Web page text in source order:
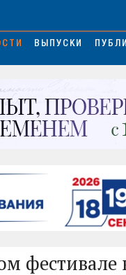
ВЫПУСКИ
фестивале